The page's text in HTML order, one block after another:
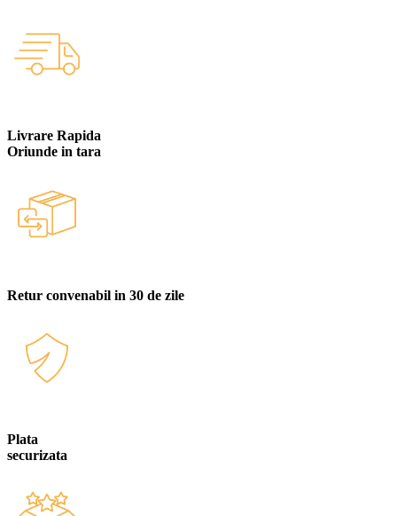
Livrare Rapida
Oriunde in tara
Retur convenabil in 30 de zile
Plata
securizata